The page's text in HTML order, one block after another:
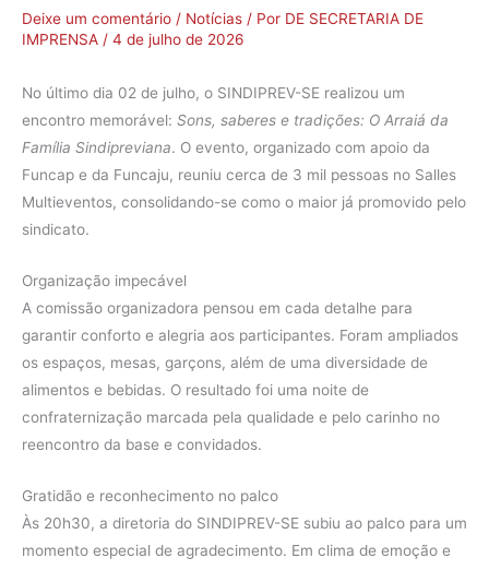
Deixe um comentário / Notícias / Por DE SECRETARIA DE
IMPRENSA / 4 de julho de 2026
No último dia 02 de julho, o SINDIPREV-SE realizou um
encontro memorável: Sons, saberes e tradições: O Arraiá da
Família Sindipreviana. O evento, organizado com apoio da
Funcap e da Funcaju, reuniu cerca de 3 mil pessoas no Salles
Multieventos, consolidando-se como o maior já promovido pelo
sindicato.
Organização impecável
A comissão organizadora pensou em cada detalhe para
garantir conforto e alegria aos participantes. Foram ampliados
os espaços, mesas, garçons, além de uma diversidade de
alimentos e bebidas. O resultado foi uma noite de
confraternização marcada pela qualidade e pelo carinho no
reencontro da base e convidados.
Gratidão e reconhecimento no palco
Às 20h30, a diretoria do SINDIPREV-SE subiu ao palco para um
momento especial de agradecimento. Em clima de emoção e